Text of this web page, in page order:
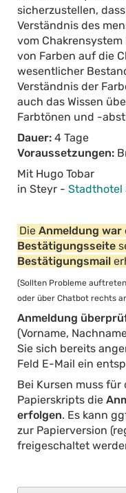
sicherzustellen,
Verständnis des
vom
von Farben auf die
wesentlicher
Verständnis der
auch das Wissen
Farbtönen und -
Dauer: 4 Tage
Voraussetzungen:
Mit Hugo Tobar
in Steyr - Stadthotel
Die Anmeldung
Bestätigungsseite
Bestätigungsmail
(Sollten Probleme
oder über Chatbot rechts
Anmeldung
(Vorname,
Sie sich bereits
Feld E-Mail ein
Bei Kursen muss
Papierskripts die
erfolgen. Es kann
zur Papierversion
freigeschaltet